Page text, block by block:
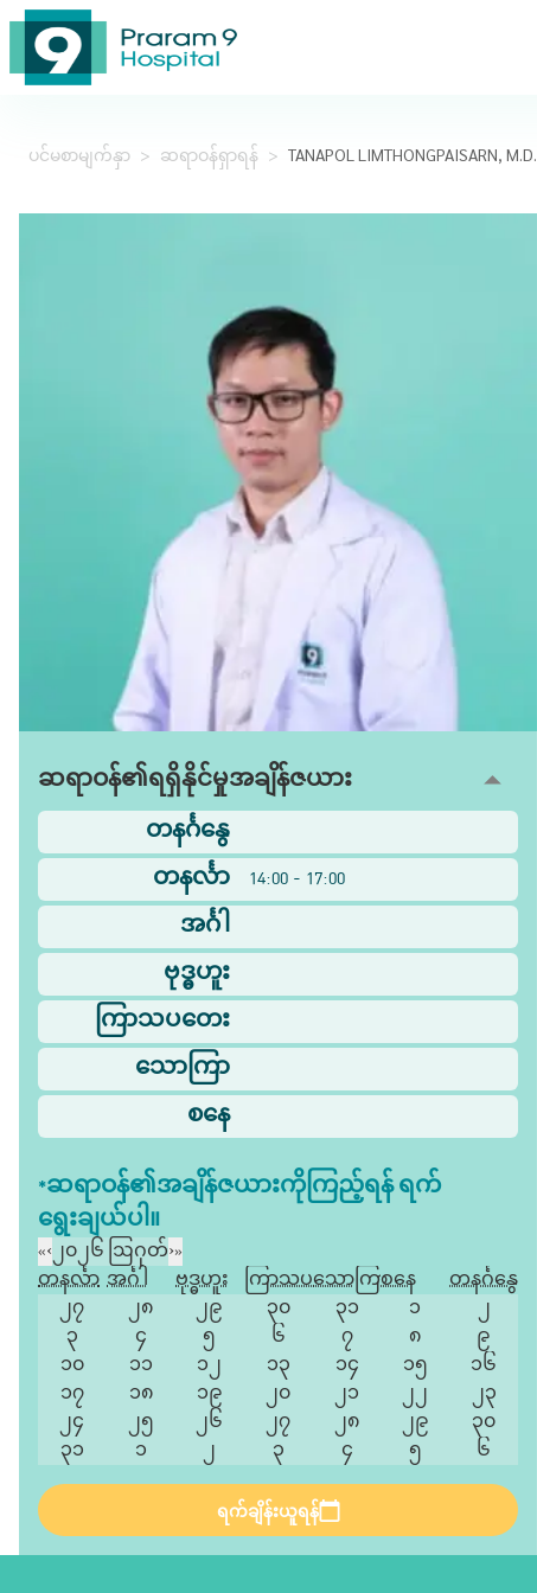
ပင်မစာမျက်နှာ > ဆရာဝန်ရှာရန် > TANAPOL LIMTHONGPAISARN, M.D.
ဆရာဝန်၏ရရှိနိုင်မှုအချိန်ဇယား
တနင်္ဂနွေ
တနင်္လာ
14:00 - 17:00
အင်္ဂါ
ဗုဒ္ဓဟူး
ကြာသပတေး
သောကြာ
စနေ
*ဆရာဝန်၏အချိန်ဇယားကိုကြည့်ရန် ရက်
ရွေးချယ်ပါ။
«‹ ၂၀၂၆ ဩဂုတ်›»
တနင်္လာ အင်္ဂါ ဗုဒ္ဓဟူး ကြာသပတေးသောကြာစနေ
တနင်္ဂနွေ
၂၇
၂၈ ၂၉ ၃၀ ၃၁ ၁
၂
၃
၄ ၅ ၆ ၇ ၈
၉
၁၀
၁၁ ၁၂ ၁၃ ၁၄ ၁၅
၁၆
၁၇
၁၈ ၁၉ ၂၀ ၂၁ ၂၂
၂၃
၂၄
၂၅ ၂၆ ၂၇ ၂၈ ၂၉
၃၀
၃၁
၁ ၂ ၃ ၄ ၅ ၆
ရက်ချိန်းယူရန်